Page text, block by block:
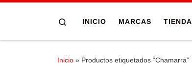
INICIO MARCAS TIENDA
Search
Inicio » Productos etiquetados “Chamarra”